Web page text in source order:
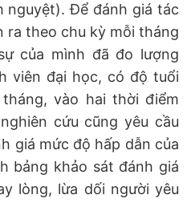
nguyệt). Để đánh giá tác
ra theo chu kỳ mỗi tháng
của mình đã đo lượng
viên đại học, có độ tuổi
vào hai thời điểm
cứu cũng yêu cầu
giá mức độ hấp dẫn của
bảng khảo sát đánh giá
lòng, lừa dối người yêu